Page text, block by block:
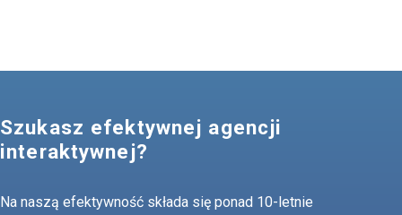
Szukasz efektywnej agencji
interaktywnej?
Na naszą efektywność składa się ponad 10-letnie